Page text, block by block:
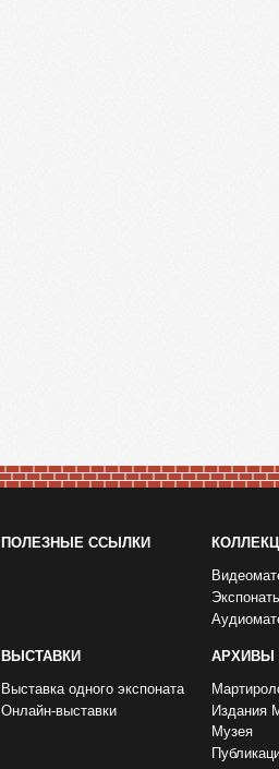
ПОЛЕЗНЫЕ ССЫЛКИ
ВЫСТАВКИ
Выставка одного экспоната
Онлайн-выставки
АРХИВЫ
Издания
Музея